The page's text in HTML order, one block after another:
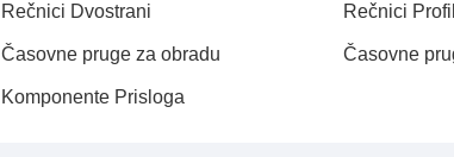
Rečnici Dvostrani Rečnici
Časovne pruge za obradu Časovne
Komponente Prisloga